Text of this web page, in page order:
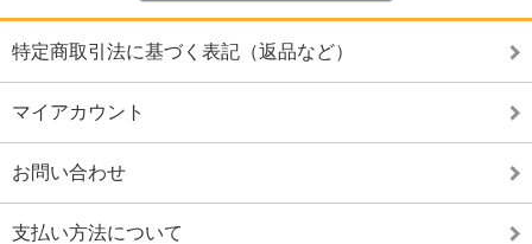
特定商取引法に基づく表記（返品など）
マイアカウント
お問い合わせ
支払い方法について